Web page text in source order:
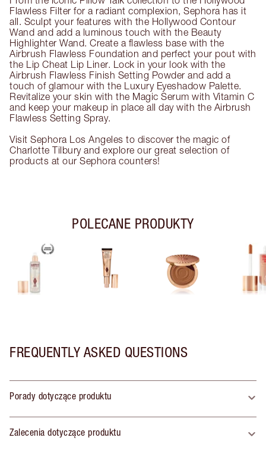
Flawless Filter for a radiant complexion, Sephora has it
all. Sculpt your features with the Hollywood Contour
Wand and add a luminous touch with the Beauty
Highlighter Wand. Create a flawless base with the
Airbrush Flawless Foundation and perfect your pout with
the Lip Cheat Lip Liner. Lock in your look with the
Airbrush Flawless Finish Setting Powder and add a
touch of glamour with the Luxury Eyeshadow Palette.
Revitalize your skin with the Magic Serum with Vitamin C
and keep your makeup in place all day with the Airbrush
Flawless Setting Spray.
Visit Sephora Los Angeles to discover the magic of
Charlotte Tilbury and explore our great selection of
products at our Sephora counters!
POLECANE PRODUKTY
FREQUENTLY ASKED QUESTIONS
Porady dotyczące produktu
Zalecenia dotyczące produktu